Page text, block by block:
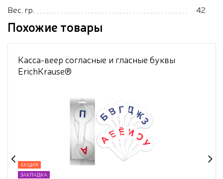
Вес, гр.
42
Похожие товары
Касса-веер согласные и гласные буквы
ErichKrause®
АКЦИЯ
ЗАКЛАДКА